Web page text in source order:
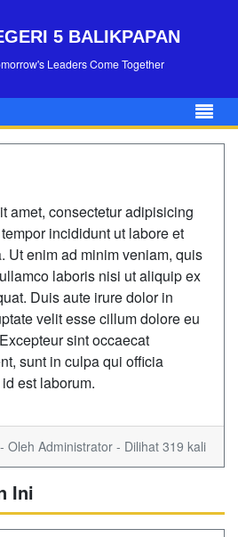
5 BALIKPAPAN
Leaders Come Together
amet, consectetur adipisicing
incididunt ut labore et
Ut enim ad minim veniam, quis
laboris nisi ut aliquip ex
Duis aute irure dolor in
velit esse cillum dolore eu
sint occaecat
sunt in culpa qui officia
est laborum.
Oleh Administrator - Dilihat 319 kali
Ini